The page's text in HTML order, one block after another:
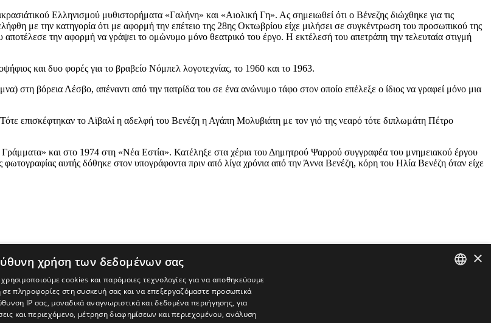
Ελληνισμού μυθιστορήματα «Γαλήνη» και «Αιολική Γη». Ας σημειωθεί ότι ο Βένεζης διώχθηκε για τις
με την κατηγορία ότι με αφορμή την επέτειο της 28ης Οκτωβρίου είχε μιλήσει σε συγκέντρωση του προσωπικού της
την αφορμή να γράψει το ομώνυμο μόνο θεατρικό του έργο. Η εκτέλεσή του απετράπη την τελευταία στιγμή
και δυο φορές για το βραβείο Νόμπελ λογοτεχνίας, το 1960 και το 1963.
στη βόρεια Λέσβο, απέναντι από την πατρίδα του σε ένα ανώνυμο τάφο στον οποίο επέλεξε ο ίδιος να γραφεί μόνο μια
επισκέφτηκαν το Αϊβαλί η αδελφή του Βενέζη η Αγάπη Μολυβιάτη με τον γιό της νεαρό τότε διπλωμάτη Πέτρο
και στο 1974 στη «Νέα Εστία». Κατέληξε στα χέρια του Δημητρού Ψαρρού συγγραφέα του μνημειακού έργου
αυτής δόθηκε στον υπογράφοντα πριν από λίγα χρόνια από την Άννα Βενέζη, κόρη του Ηλία Βενέζη όταν είχε
×
χρήση των δεδομένων σας
χρησιμοποιούμε cookies και παρόμοιες τεχνολογίες για να αποθηκεύουμε
πληροφορίες στη συσκευή σας και να επεξεργαζόμαστε προσωπικά
IP σας, μοναδικά αναγνωριστικά και δεδομένα περιήγησης, για
και περιεχόμενο, μέτρηση διαφημίσεων και περιεχομένου, ανάλυση